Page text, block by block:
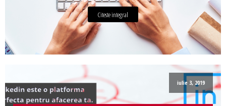
Citeste integral
iulie 3, 2019